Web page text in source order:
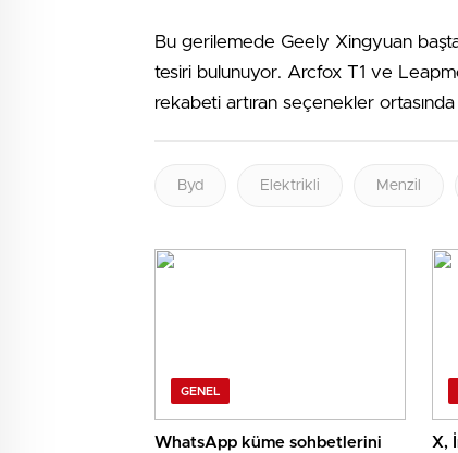
Bu gerilemede Geely Xingyuan
tesiri bulunuyor. Arcfox T1 ve
rekabeti artıran seçenekler ortasında
Byd Elektrikli Menzil
GENEL
WhatsApp küme sohbetlerini
X,